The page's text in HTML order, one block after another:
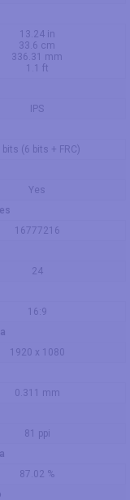
13.24 in
33.6 cm
336.31 mm
1.1 ft
IPS
bits (6 bits + FRC)
Yes
16777216
24
16:9
1920 x 1080
0.311 mm
81 ppi
87.02 %